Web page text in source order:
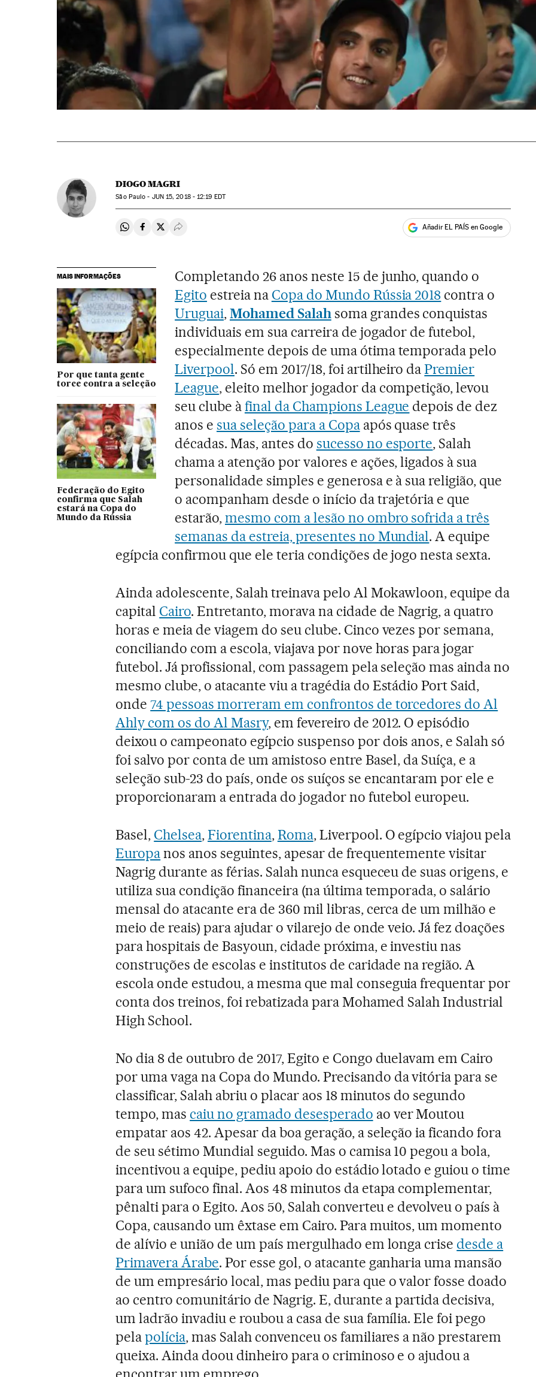
DIOGO MAGRI
São Paulo - JUN15, 2018 - 12:19 EDT
Compartir en Whatsapp
Compartir en Facebook
Compartir en Twitter
Desplegar Redes Sociales Añadir EL PAÍS en Google
MAIS INFORMAÇÕES
Por que tanta gente
torce contra a seleção
Federação do Egito
confirma que Salah
estará na Copa do
Mundo da Rússia
Completando 26 anos neste 15 de junho, quando o
Egito estreia na Copa do Mundo Rússia 2018 contra o
Uruguai,Mohamed Salahsoma grandes conquistas
individuais em sua carreira de jogador de futebol,
especialmente depois de uma ótima temporada pelo
Liverpool. Só em 2017/18, foi artilheiro daPremier
League, eleito melhor jogador da competição, levou
seu clube àfinal da Champions League depois de dez
anos esua seleção para a Copaapós quase três
décadas. Mas, antes do sucesso no esporte, Salah
chama a atenção por valores e ações, ligados à sua
personalidade simples e generosa e à sua religião, que
o acompanham desde o início da trajetória e que
estarão,mesmo com a lesão no ombro sofrida a três
semanas da estreia, presentes no Mundial. A equipe
egípcia confirmou que ele teria condições de jogo nesta sexta.
Ainda adolescente, Salah treinava pelo Al Mokawloon, equipe da
capital Cairo. Entretanto, morava na cidade de Nagrig, a quatro
horas e meia de viagem do seu clube. Cinco vezes por semana,
conciliando com a escola, viajava por nove horas para jogar
futebol. Já profissional, com passagem pela seleção mas ainda no
mesmo clube, o atacante viu a tragédia do Estádio Port Said,
onde74 pessoas morreram em confrontos de torcedores do Al
Ahly com os do Al Masry, em fevereiro de 2012. O episódio
deixou o campeonato egípcio suspenso por dois anos, e Salah só
foi salvo por conta de um amistoso entre Basel, da Suíça, e a
seleção sub-23 do país, onde os suíços se encantaram por ele e
proporcionaram a entrada do jogador no futebol europeu.
Basel, Chelsea,Fiorentina,Roma, Liverpool. O egípcio viajou pela
Europanos anos seguintes, apesar de frequentemente visitar
Nagrig durante as férias. Salah nunca esqueceu de suas origens, e
utiliza sua condição financeira (na última temporada, o salário
mensal do atacante era de 360 mil libras, cerca de um milhão e
meio de reais) para ajudar o vilarejo de onde veio. Já fez doações
para hospitais de Basyoun, cidade próxima, e investiu nas
construções de escolas e institutos de caridade na região. A
escola onde estudou, a mesma que mal conseguia frequentar por
conta dos treinos, foi rebatizada para Mohamed Salah Industrial
High School.
No dia 8 de outubro de 2017, Egito e Congo duelavam em Cairo
por uma vaga na Copa do Mundo. Precisando da vitória para se
classificar, Salah abriu o placar aos 18 minutos do segundo
tempo, mas caiu no gramado desesperado ao ver Moutou
empatar aos 42. Apesar da boa geração, a seleção ia ficando fora
de seu sétimo Mundial seguido. Mas o camisa 10 pegou a bola,
incentivou a equipe, pediu apoio do estádio lotado e guiou o time
para um sufoco final. Aos 48 minutos da etapa complementar,
pênalti para o Egito. Aos 50, Salah converteu e devolveu o país à
Copa, causando um êxtase em Cairo. Para muitos, um momento
de alívio e união de um país mergulhado em longa crise desde a
Primavera Árabe. Por esse gol, o atacante ganharia uma mansão
de um empresário local, mas pediu para que o valor fosse doado
ao centro comunitário de Nagrig. E, durante a partida decisiva,
um ladrão invadiu e roubou a casa de sua família. Ele foi pego
pelapolícia, mas Salah convenceu os familiares a não prestarem
queixa. Ainda doou dinheiro para o criminoso e o ajudou a